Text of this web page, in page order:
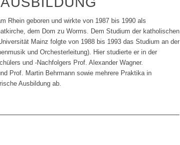
Rhein geboren und wirkte von 1987 bis 1990 als
dem Dom zu Worms. Dem Studium der katholischen
Mainz folgte von 1988 bis 1993 das Studium an der
und Orchesterleitung). Hier studierte er in der
und -Nachfolgers Prof. Alexander Wagner.
Prof. Martin Behrmann sowie mehrere Praktika in
Ausbildung ab.